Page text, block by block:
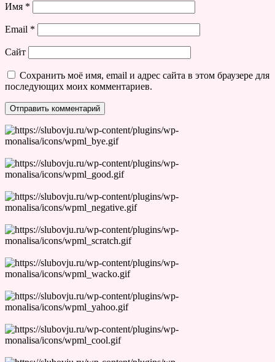
Имя *
Email *
Сайт
Сохранить моё имя, email и адрес сайта в этом браузере для
последующих моих комментариев.